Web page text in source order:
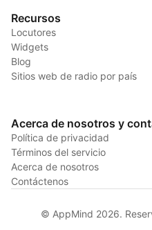
Recursos
Locutores
Widgets
Blog
Sitios web de radio por país
Acerca de nosotros y
Política de privacidad
Términos del servicio
Acerca de nosotros
Contáctenos
© AppMind 2026.